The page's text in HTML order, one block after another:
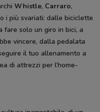
Whistle, Carraro,
i più svariati: dalle biciclette
fare solo un giro in bici, a
vincere, dalla pedalata
il tuo allenamento a
di attrezzi per l’home-